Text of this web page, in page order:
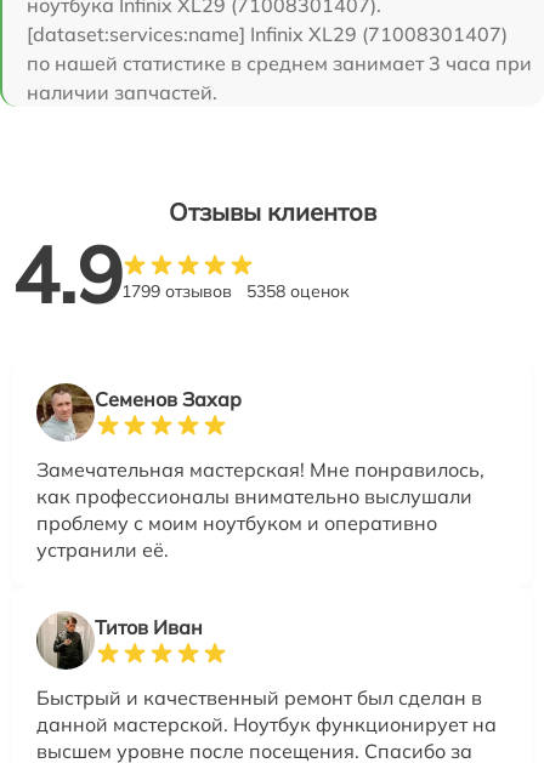
[dataset:services:name] Infinix XL29 (71008301407)
по нашей статистике в среднем занимает 3 часа при
наличии запчастей.
Отзывы клиентов
4.91799 отзывов 5358 оценок
Семенов Захар
Замечательная мастерская! Мне понравилось,
как профессионалы внимательно выслушали
проблему с моим ноутбуком и оперативно
устранили её.
Титов Иван
Быстрый и качественный ремонт был сделан в
данной мастерской. Ноутбук функционирует на
высшем уровне после посещения. Спасибо за